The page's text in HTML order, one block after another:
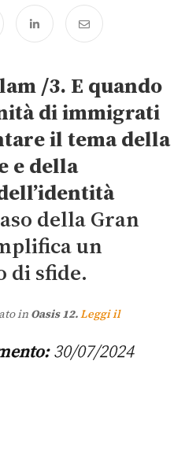
/3. E quando
di immigrati
il tema della
e della
della Gran
un
di sfide.
in Oasis 12.Leggi il
30/07/2024